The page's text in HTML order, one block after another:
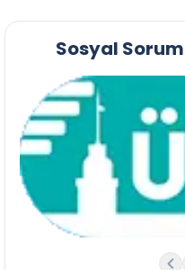
Sosyal